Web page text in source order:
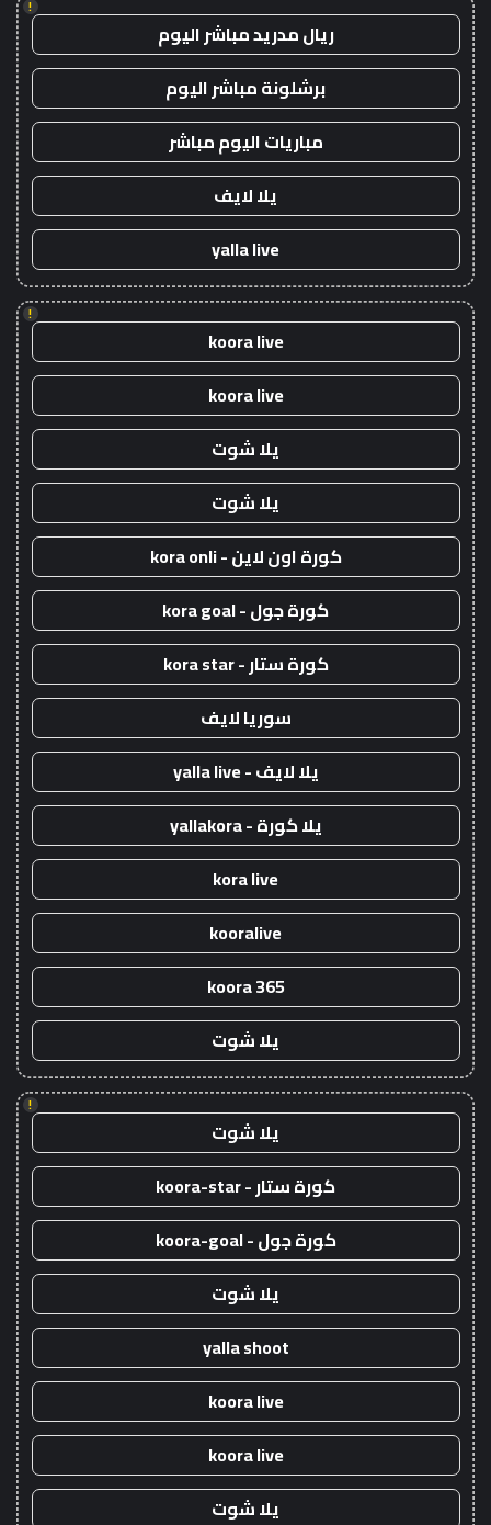
!
ريال مدريد مباشر اليوم
برشلونة مباشر اليوم
مباريات اليوم مباشر
يلا لايف
yalla live
!
koora live
koora live
يلا شوت
يلا شوت
كورة اون لاين - kora onli
كورة جول - kora goal
كورة ستار - kora star
سوريا لايف
يلا لايف - yalla live
يلا كورة - yallakora
kora live
kooralive
koora 365
يلا شوت
!
يلا شوت
كورة ستار - koora-star
كورة جول - koora-goal
يلا شوت
yalla shoot
koora live
koora live
يلا شوت